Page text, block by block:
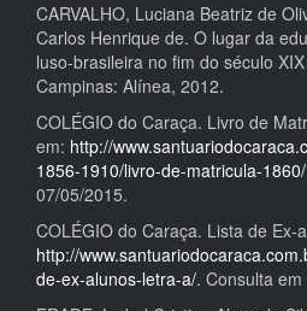
CARVALHO, Luciana Beatriz de
Carlos Henrique de. O lugar da
luso-brasileira no fim do século
Campinas: Alínea, 2012.
COLÉGIO do Caraça. Livro de
em: http://
1856-1910/livro-de-matricula-1860/
07/05/2015.
COLÉGIO do Caraça. Lista de Ex-
http://
de-ex-alunos-letra-a/. Consulta